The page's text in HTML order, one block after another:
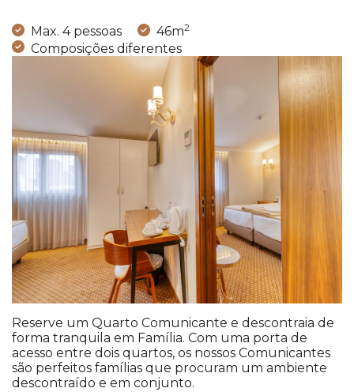
Max. 4 pessoas 46m2
Composições diferentes
Reserve um Quarto Comunicante e descontraia de
forma tranquila em Família. Com uma porta de
acesso entre dois quartos, os nossos Comunicantes
são perfeitos famílias que procuram um ambiente
descontraído e em conjunto.